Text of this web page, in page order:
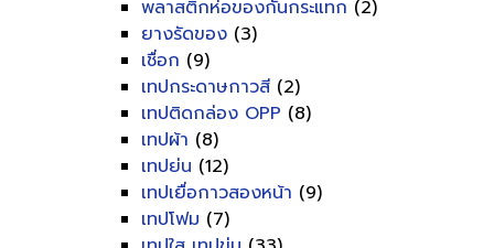
พลาสติกห่อของกันกระแทก (2)
ยางรัดของ (3)
เชื่อก (9)
เทปกระดาษกาวสี (2)
เทปติดกล่อง OPP (8)
เทปผ้า (8)
เทปย่น (12)
เทปเยื่อกาวสองหน้า (9)
เทปโฟม (7)